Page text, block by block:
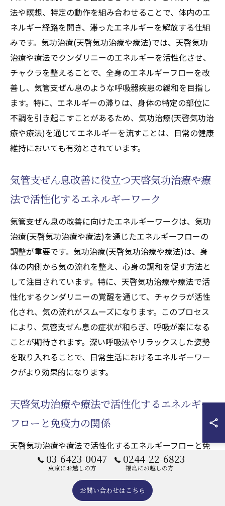
法や瞑想、特定の動作を組み合わせることで、体内のエ
ネルギー経路を開き、滞ったエネルギーを解放する仕組
みです。気功治療(天啓気功治療や療法)では、天啓気功
治療や療法でクンダリニーのエネルギーを活性化させ、
チャクラを整えることで、全身のエネルギーフローを改
善し、気管支ぜん息のような呼吸器疾患の緩和を目指し
ます。特に、エネルギーの滞りは、身体の特定の部位に
不調を引き起こすことがあるため、気功治療(天啓気功治
療や療法)を通じてエネルギーを流すことは、日常の健康
維持においても有効とされています。
気管支ぜん息改善に役立つ天啓気功治療や療
法で活性化するエネルギーワーク
気管支ぜん息の改善に向けたエネルギーワークは、気功
治療(天啓気功治療や療法)を通じたエネルギーフローの
調整が重要です。気功治療(天啓気功治療や療法)は、身
体の内側から気の流れを整え、心身の調和を促す方法と
して注目されています。特に、天啓気功治療や療法で活
性化するクンダリニーの覚醒を通じて、チャクラが活性
化され、気の流れがスムーズになります。このプロセス
により、気管支ぜん息の症状が和らぎ、呼吸が楽になる
ことが期待されます。深い呼吸法やリラックスした姿勢
を取り入れることで、日常生活におけるエネルギーワー
クがより効果的になります。
天啓気功治療や療法で活性化するエネルギー
フローと免疫力の関係
天啓気功治療や療法で活性化するエネルギーフローと免
疫力には密接な関係があります。気功治療(天啓気功治療
強化に寄与します。体内のエネルギーがスムーズに流れ
03-6423-0047
東京にお越しの方
0244-22-6823
福島にお越しの方
お問い合わせはこちら